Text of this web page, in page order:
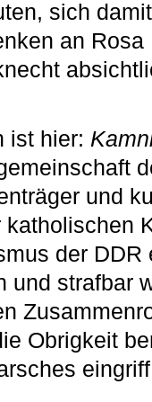
sich
an
ist hier:
und
katholischen
der
und strafbar
Obrigkeit